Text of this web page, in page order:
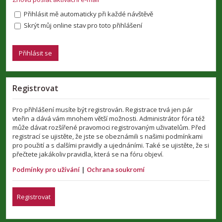
Přihlásit mě automaticky při každé návštěvě
Skrýt můj online stav pro toto přihlášení
Registrovat
Pro přihlášení musíte být registrován. Registrace trvá jen pár
vteřin a dává vám mnohem větší možnosti. Administrátor fóra též
může dávat rozšířené pravomoci registrovaným uživatelům. Před
registrací se ujistěte, že jste se obeznámili s našimi podmínkami
pro použití a s dalšími pravidly a ujednáními. Také se ujistěte, že si
přečtete jakákoliv pravidla, která se na fóru objeví.
Podmínky pro užívání | Ochrana soukromí
Registrovat